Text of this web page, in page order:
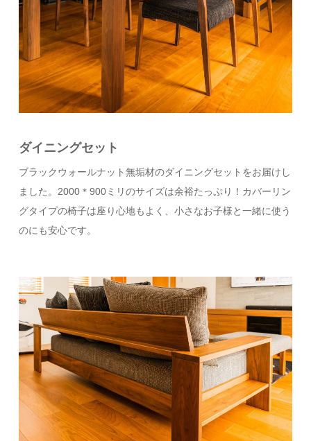
ダイニングセット
ブラックウォールナット無垢材のダイニングセットをお届けし
ました。2000＊900ミリのサイズは余裕たっぷり！カバーリン
グタイプの椅子は座り心地もよく、小さなお子様と一緒に使う
のにも安心です。